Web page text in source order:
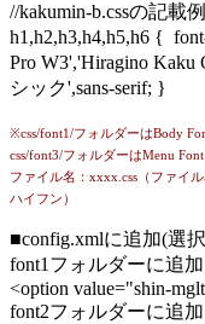
//kakumin-b.cssの記載例
h1,h2,h3,h4,h5,h6 {
Pro W3','Hiragino
シック',sans-serif; }
※css/font1/フォルダーはBody
css/font3/フォルダーはMenu Font
ファイル名：xxxx.css（ファイ
ハイフン）
■config.xmlに追加(選
font1フォルダーに追
<option value="shin-
font2フォルダーに追